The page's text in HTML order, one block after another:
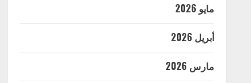
مايو 2026
أبريل 2026
مارس 2026